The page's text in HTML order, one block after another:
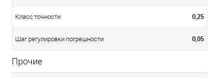
Класс точности 0,25
Шаг регулировки погрешности 0,05
Прочие